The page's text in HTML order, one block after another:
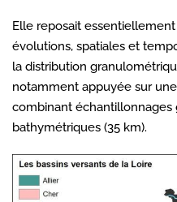
Elle reposait
évolutions, spatiales et
la distribution
notamment appuyée sur
combinant
bathymétriques (35 km).